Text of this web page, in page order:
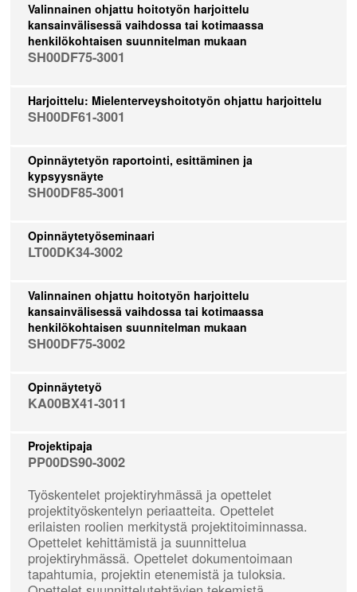
Valinnainen ohjattu hoitotyön harjoittelu
kansainvälisessä vaihdossa tai kotimaassa
henkilökohtaisen suunnitelman mukaan
SH00DF75-3001
Harjoittelu: Mielenterveyshoitotyön ohjattu harjoittelu
SH00DF61-3001
Opinnäytetyön raportointi, esittäminen ja
kypsyysnäyte
SH00DF85-3001
Opinnäytetyöseminaari
LT00DK34-3002
Valinnainen ohjattu hoitotyön harjoittelu
kansainvälisessä vaihdossa tai kotimaassa
henkilökohtaisen suunnitelman mukaan
SH00DF75-3002
Opinnäytetyö
KA00BX41-3011
Projektipaja
PP00DS90-3002
Työskentelet projektiryhmässä ja opettelet
projektityöskentelyn periaatteita. Opettelet
erilaisten roolien merkitystä projektitoiminnassa.
Opettelet kehittämistä ja suunnittelua
projektiryhmässä. Opettelet dokumentoimaan
tapahtumia, projektin etenemistä ja tuloksia.